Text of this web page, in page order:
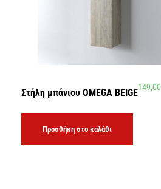
Στήλη μπάνιου OMEGA BEIGE149,00
Προσθήκη στο καλάθι